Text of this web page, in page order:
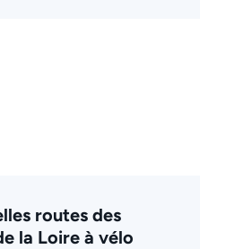
routes des
la Loire à vélo